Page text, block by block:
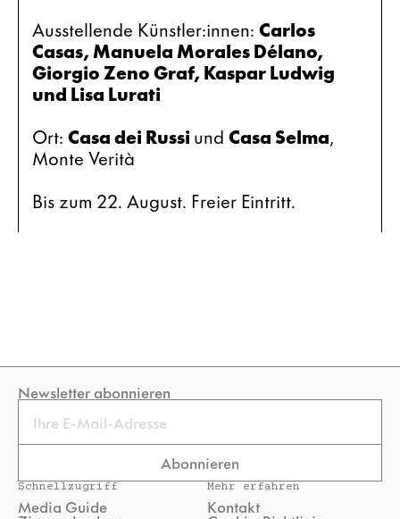
Ausstellende Künstler:innen: Carlos
Casas, Manuela Morales Délano,
Giorgio Zeno Graf, Kaspar Ludwig
und Lisa Lurati
Ort: Casa dei Russi und Casa Selma,
Monte Verità
Bis zum 22. August. Freier Eintritt.
Newsletter abonnieren
Email
Abonnieren
Schnellzugriff
Media Guide
Mehr erfahren
Kontakt